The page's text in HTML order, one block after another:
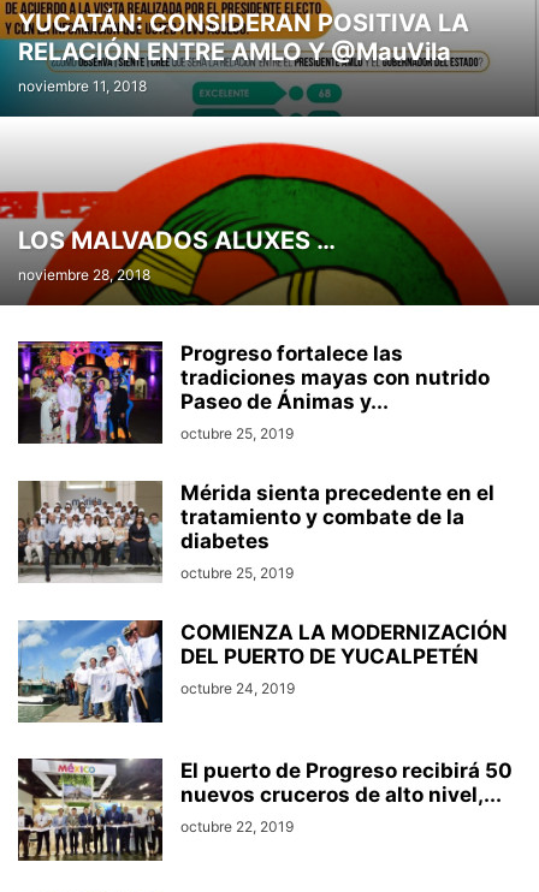
YUCATÁN: CONSIDERAN POSITIVA LA
RELACIÓN ENTRE AMLO Y @MauVila
noviembre 11, 2018
LOS MALVADOS ALUXES …
noviembre 28, 2018
Progreso fortalece las
tradiciones mayas con nutrido
Paseo de Ánimas y...
octubre 25, 2019
Mérida sienta precedente en el
tratamiento y combate de la
diabetes
octubre 25, 2019
COMIENZA LA MODERNIZACIÓN
DEL PUERTO DE YUCALPETÉN
octubre 24, 2019
El puerto de Progreso recibirá 50
nuevos cruceros de alto nivel,...
octubre 22, 2019